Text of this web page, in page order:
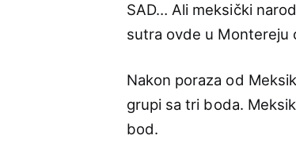
SAD… Ali meksički
sutra ovde u Montereju
Nakon poraza od
grupi sa tri boda.
bod.